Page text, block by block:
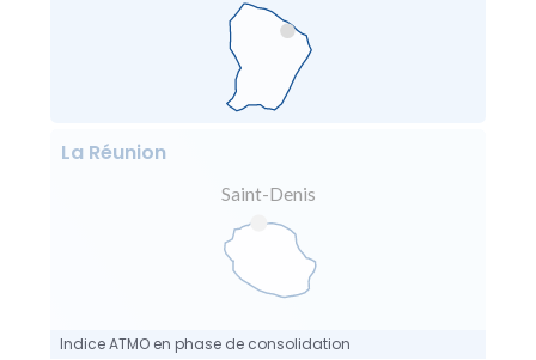
Indice ATMO en phase de consolidation
La Réunion
Saint-Denis